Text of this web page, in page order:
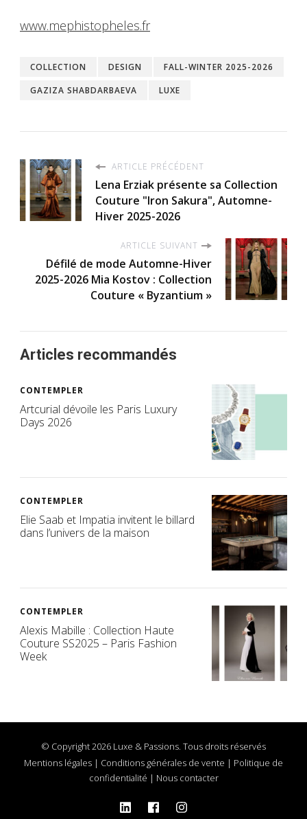
www.mephistopheles.fr
COLLECTION DESIGN
FALL-WINTER 2025-2026
GAZIZA SHABDARBAEVA
LUXE
ARTICLE PRÉCÉDENT
Lena Erziak présente sa Collection
Couture "Iron Sakura", Automne-
Hiver 2025-2026
ARTICLE SUIVANT
Défilé de mode Automne-Hiver
2025-2026 Mia Kostov : Collection
Couture « Byzantium »
Articles recommandés
CONTEMPLER
Artcurial dévoile les Paris Luxury
Days 2026
CONTEMPLER
Elie Saab et Impatia invitent le billard
dans l’univers de la maison
CONTEMPLER
Alexis Mabille : Collection Haute
Couture SS2025 – Paris Fashion
Week
© Copyright 2026 Luxe & Passions. Tous droits réservés
Mentions légales | Conditions générales de vente | Politique de
confidentialité | Nous contacter